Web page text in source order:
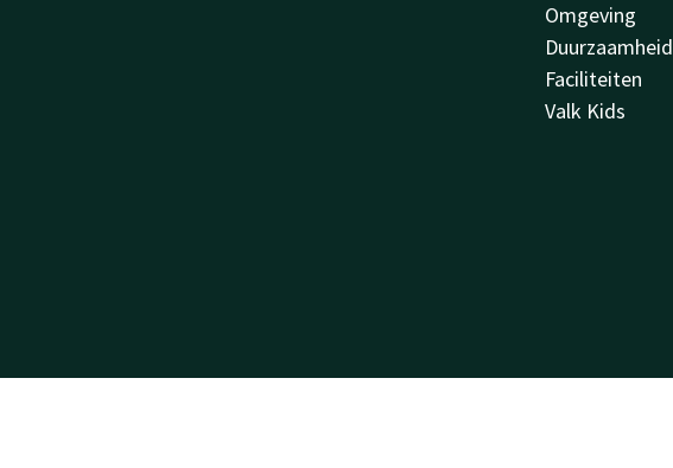
Omgeving
Duurzaamheid
Faciliteiten
Valk Kids